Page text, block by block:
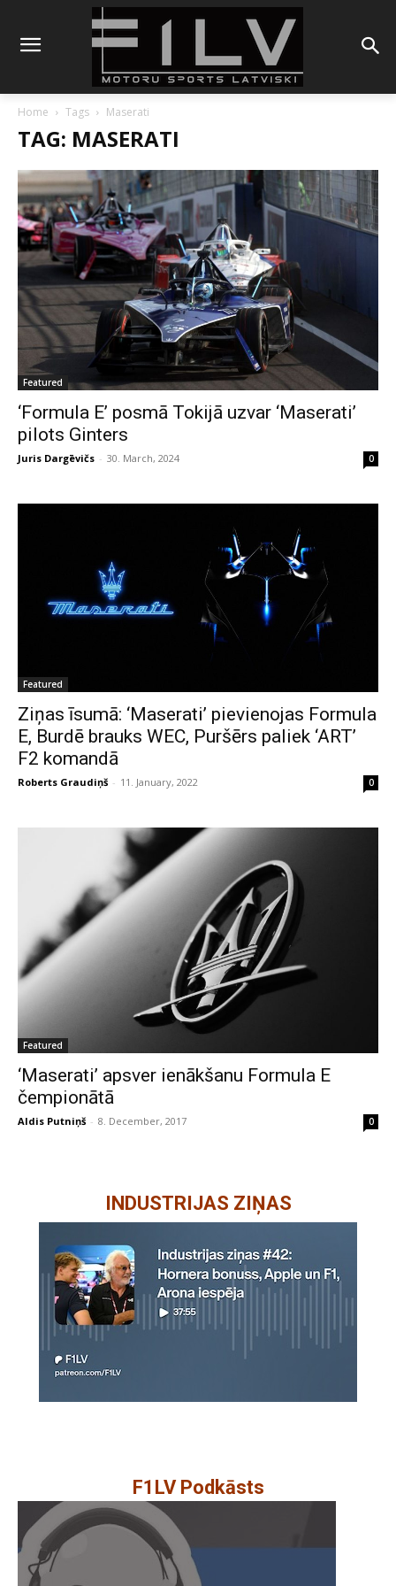
Home Tags Maserati
TAG: MASERATI
Featured
‘Formula E’ posmā Tokijā uzvar ‘Maserati’
pilots Ginters
Juris Dargēvičs - 30. March, 2024 0
Featured
Ziņas īsumā: ‘Maserati’ pievienojas Formula
E, Burdē brauks WEC, Puršērs paliek ‘ART’
F2 komandā
Roberts Graudiņš - 11. January, 2022 0
Featured
‘Maserati’ apsver ienākšanu Formula E
čempionātā
Aldis Putniņš - 8. December, 2017 0
INDUSTRIJAS ZIŅAS
F1LV Podkāsts